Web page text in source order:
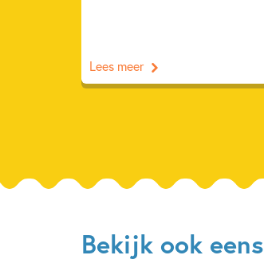
Lees meer
Bekijk ook eens